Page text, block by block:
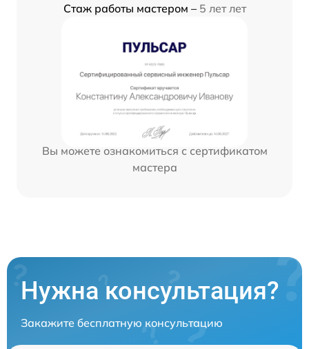
Стаж работы мастером – 5 лет лет
Вы можете ознакомиться с сертификатом
мастера
Нужна консультация?
Закажите бесплатную консультацию